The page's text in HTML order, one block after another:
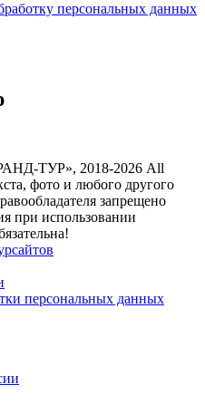
персональных данных
ТУР», 2018-2026 All
фото и любого другого
запрещено
при использовании
персональных данных